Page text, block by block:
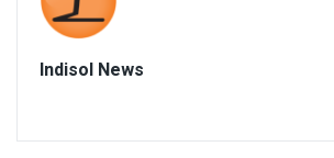
Indisol News